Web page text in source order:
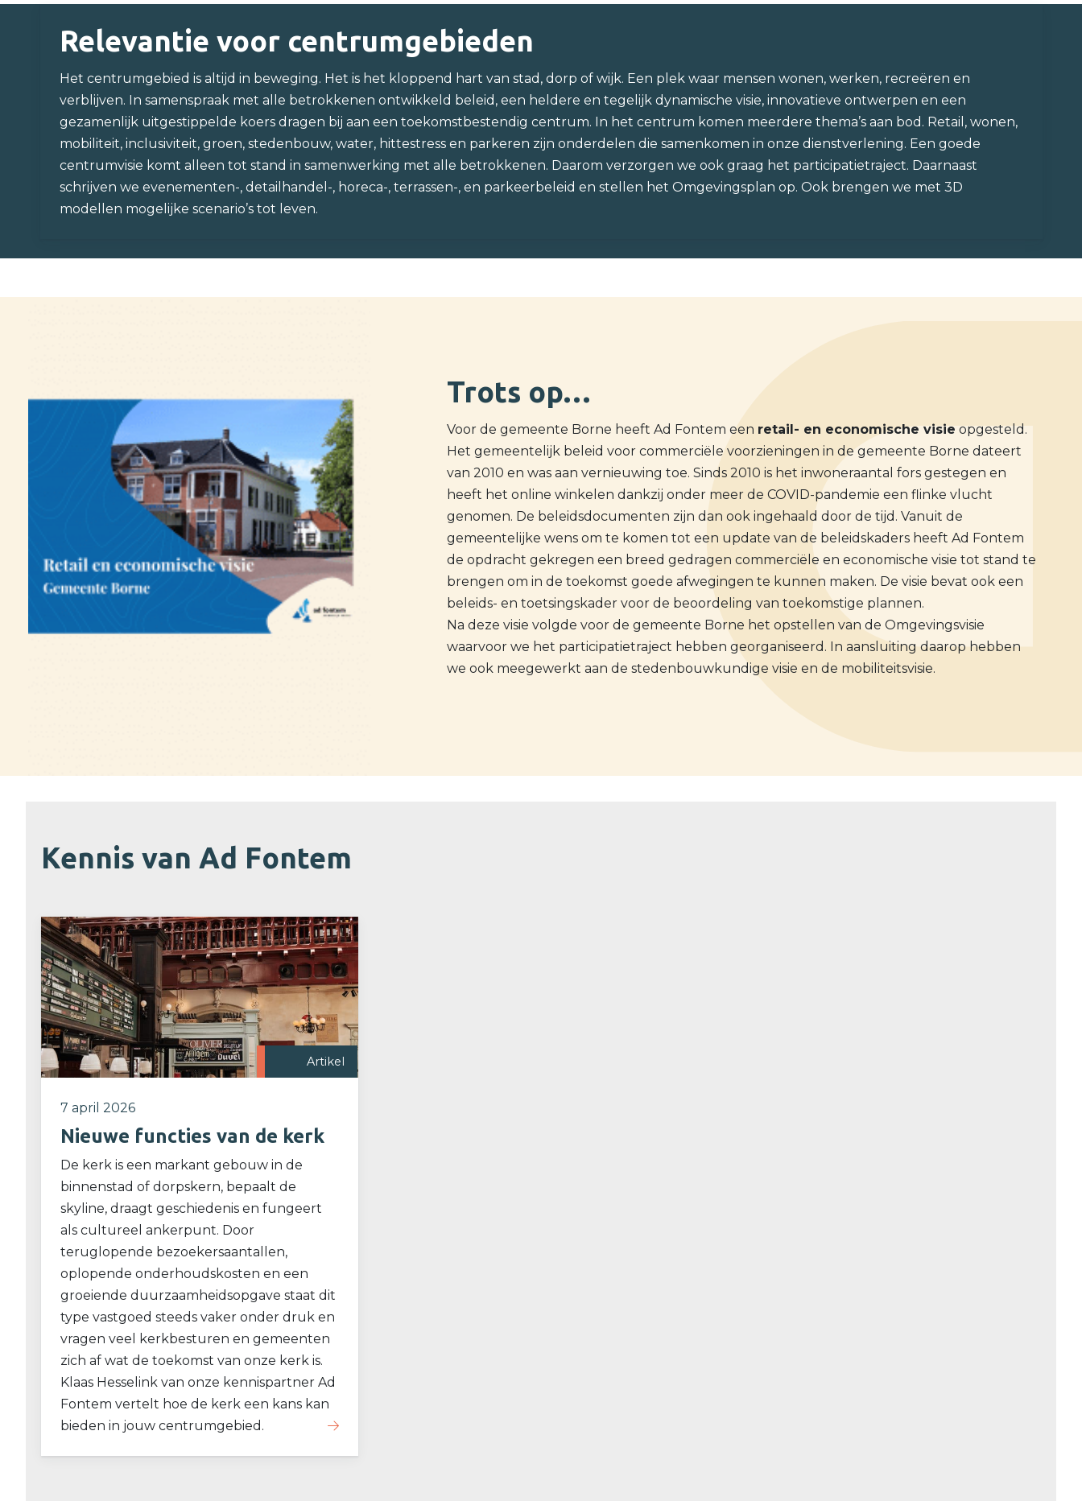
Relevantie voor centrumgebieden
Het centrumgebied is altijd in beweging. Het is het kloppend hart van stad, dorp of wijk. Een plek waar mensen wonen, werken, recreëren en
verblijven. In samenspraak met alle betrokkenen ontwikkeld beleid, een heldere en tegelijk dynamische visie, innovatieve ontwerpen en een
gezamenlijk uitgestippelde koers dragen bij aan een toekomstbestendig centrum. In het centrum komen meerdere thema’s aan bod. Retail, wonen,
mobiliteit, inclusiviteit, groen, stedenbouw, water, hittestress en parkeren zijn onderdelen die samenkomen in onze dienstverlening. Een goede
centrumvisie komt alleen tot stand in samenwerking met alle betrokkenen. Daarom verzorgen we ook graag het participatietraject. Daarnaast
schrijven we evenementen-, detailhandel-, horeca-, terrassen-, en parkeerbeleid en stellen het Omgevingsplan op. Ook brengen we met 3D
modellen mogelijke scenario’s tot leven.
Trots op…
Voor de gemeente Borne heeft Ad Fontem een retail- en economische visie opgesteld.
Het gemeentelijk beleid voor commerciële voorzieningen in de gemeente Borne dateert
van 2010 en was aan vernieuwing toe. Sinds 2010 is het inwoneraantal fors gestegen en
heeft het online winkelen dankzij onder meer de COVID-pandemie een flinke vlucht
genomen. De beleidsdocumenten zijn dan ook ingehaald door de tijd. Vanuit de
gemeentelijke wens om te komen tot een update van de beleidskaders heeft Ad Fontem
de opdracht gekregen een breed gedragen commerciële en economische visie tot stand te
brengen om in de toekomst goede afwegingen te kunnen maken. De visie bevat ook een
beleids- en toetsingskader voor de beoordeling van toekomstige plannen.
Na deze visie volgde voor de gemeente Borne het opstellen van de Omgevingsvisie
waarvoor we het participatietraject hebben georganiseerd. In aansluiting daarop hebben
we ook meegewerkt aan de stedenbouwkundige visie en de mobiliteitsvisie.
Kennis van Ad Fontem
Artikel
Nieuwe functies van de kerk
7 april 2026
De kerk is een markant gebouw in de
binnenstad of dorpskern, bepaalt de
skyline, draagt geschiedenis en fungeert
als cultureel ankerpunt. Door
teruglopende bezoekersaantallen,
oplopende onderhoudskosten en een
groeiende duurzaamheidsopgave staat dit
type vastgoed steeds vaker onder druk en
vragen veel kerkbesturen en gemeenten
zich af wat de toekomst van onze kerk is.
Klaas Hesselink van onze kennispartner Ad
Fontem vertelt hoe de kerk een kans kan
bieden in jouw centrumgebied.